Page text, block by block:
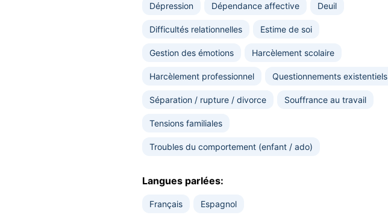
Dépression Dépendance affective Deuil
Difficultés relationnelles Estime de soi
Gestion des émotions Harcèlement scolaire
Harcèlement professionnel Questionnements existentiels
Séparation / rupture / divorce Souffrance au travail
Tensions familiales
Troubles du comportement (enfant / ado)
Langues parlées:
Français Espagnol